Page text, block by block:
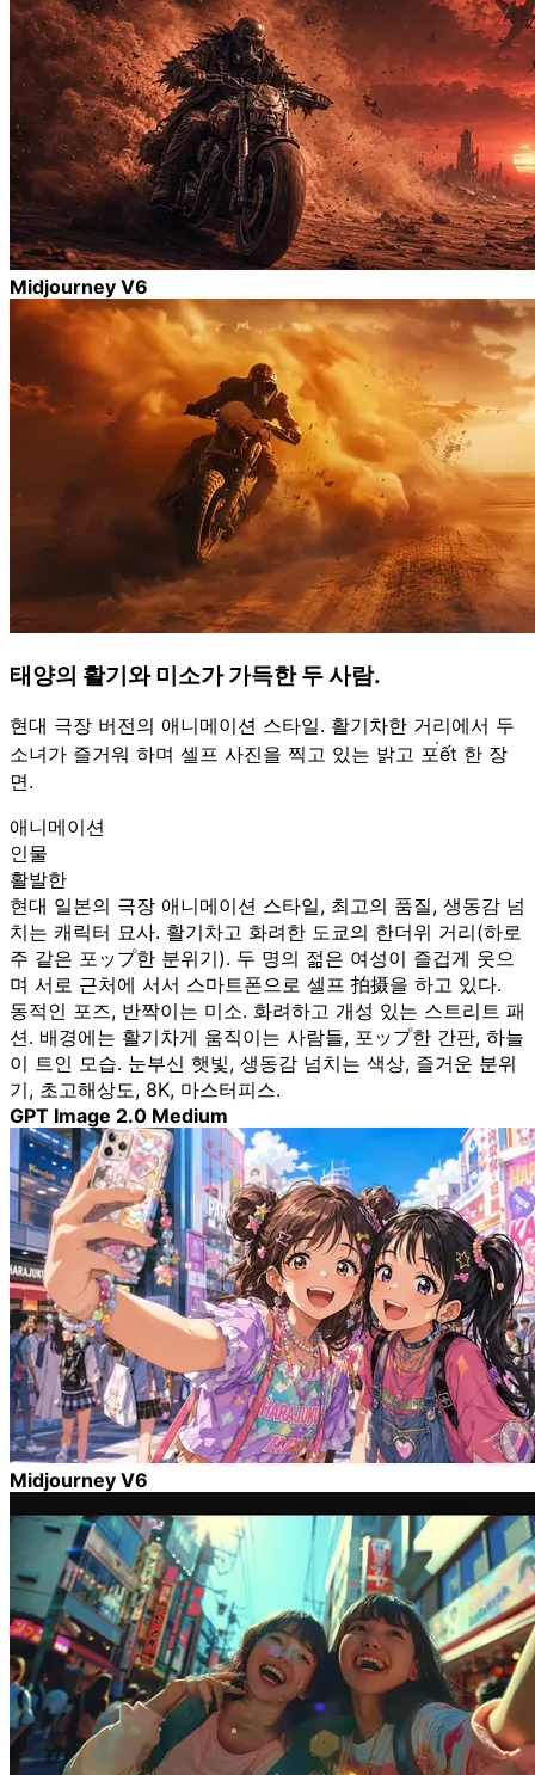
Midjourney V6
태양의 활기와 미소가 가득한 두 사람.
현대 극장 버전의 애니메이션 스타일. 활기차한 거리에서 두
소녀가 즐거워 하며 셀프 사진을 찍고 있는 밝고 포่ết 한 장
면.
애니메이션
인물
활발한
현대 일본의 극장 애니메이션 스타일, 최고의 품질, 생동감 넘
치는 캐릭터 묘사. 활기차고 화려한 도쿄의 한더위 거리(하로
주 같은 포ップ한 분위기). 두 명의 젊은 여성이 즐겁게 웃으
며 서로 근처에 서서 스마트폰으로 셀프 拍摄을 하고 있다.
동적인 포즈, 반짝이는 미소. 화려하고 개성 있는 스트리트 패
션. 배경에는 활기차게 움직이는 사람들, 포ップ한 간판, 하늘
이 트인 모습. 눈부신 햇빛, 생동감 넘치는 색상, 즐거운 분위
기, 초고해상도, 8K, 마스터피스.
GPT Image 2.0 Medium
Midjourney V6